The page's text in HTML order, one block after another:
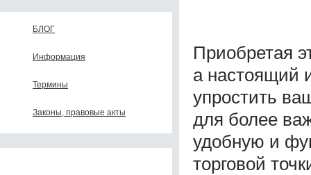
БЛОГ
Информация
Термины
Законы, правовые акты
Приобретая
а настоящий
упростить
для более
удобную и
торговой